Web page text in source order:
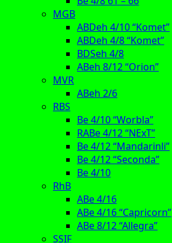
MGB
ABDeh 4/10 “Komet”
ABDeh 4/8 “Komet”
BDSeh 4/8
ABeh 8/12 “Orion”
MVR
ABeh 2/6
RBS
Be 4/10 “Worbla”
RABe 4/12 “NExT”
Be 4/12 “Mandarinli”
Be 4/12 “Seconda”
Be 4/10
RhB
ABe 4/16
ABe 4/16 “Capricorn”
ABe 8/12 “Allegra”
SSIF